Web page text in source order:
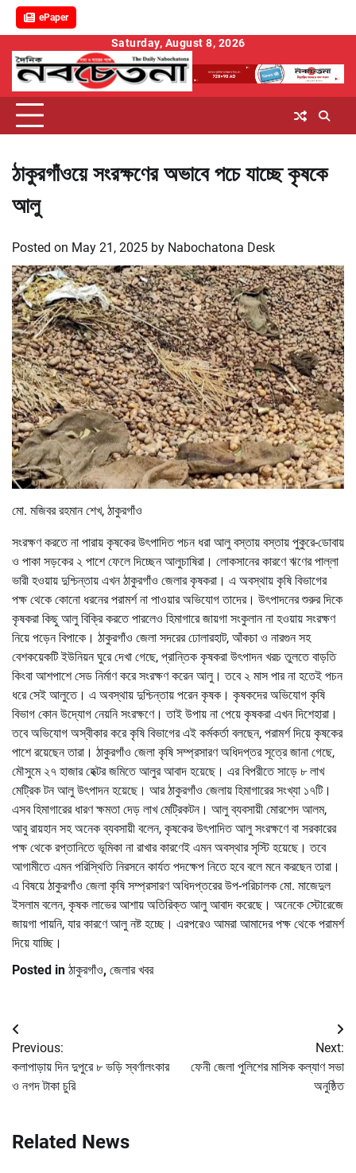
ePaper
content
Saturday, August 8, 2026
ঠাকুরগাঁওয়ে সংরক্ষণের অভাবে পচে যাচ্ছে কৃষকে
আলু
Posted on May 21, 2025 by Nabochatona Desk
মো. মজিবর রহমান শেখ, ঠাকুরগাঁও
সংরক্ষণ করতে না পারায় কৃষকের উৎপাদিত পচন ধরা আলু বস্তায় বস্তায় পুকুরে-ডোবায়
ও পাকা সড়কের ২ পাশে ফেলে দিচ্ছেন আলুচাষিরা। লোকসানের কারণে ঋণের পাল্লা
ভারী হওয়ায় দুশ্চিন্তায় এখন ঠাকুরগাঁও জেলার কৃষকরা। এ অবস্থায় কৃষি বিভাগের
পক্ষ থেকে কোনো ধরনের পরামর্শ না পাওয়ার অভিযোগ তাদের। উৎপাদনের শুরুর দিকে
কৃষকরা কিছু আলু বিক্রি করতে পারলেও হিমাগারে জায়গা সংকুলান না হওয়ায় সংরক্ষণ
নিয়ে পড়েন বিপাকে। ঠাকুরগাঁও জেলা সদরের ঢোলারহাট, আঁকচা ও নারগুন সহ
বেশকয়েকটি ইউনিয়ন ঘুরে দেখা গেছে, প্রান্তিক কৃষকরা উৎপাদন খরচ তুলতে বাড়তি
কিংবা আশপাশে সেড নির্মাণ করে সংরক্ষণ করেন আলু। তবে ২ মাস পার না হতেই পচন
ধরে সেই আলুতে। এ অবস্থায় দুশ্চিন্তায় পরেন কৃষক। কৃষকদের অভিযোগ কৃষি
বিভাগ কোন উদ্যোগ নেয়নি সংরক্ষণে। তাই উপায় না পেয়ে কৃষকরা এখন দিশেহারা।
তবে অভিযোগ অস্বীকার করে কৃষি বিভাগের এই কর্মকর্তা বলছেন, পরামর্শ দিয়ে কৃষকের
পাশে রয়েছেন তারা। ঠাকুরগাঁও জেলা কৃষি সম্প্রসারণ অধিদপ্তর সূত্রে জানা গেছে,
মৌসুমে ২৭ হাজার হেক্টর জমিতে আলুর আবাদ হয়েছে। এর বিপরীতে সাড়ে ৮ লাখ
মেট্রিক টন আলু উৎপাদন হয়েছে। আর ঠাকুরগাঁও জেলায় হিমাগারের সংখ্যা ১৭টি।
এসব হিমাগারের ধারণ ক্ষমতা দেড় লাখ মেট্রিকটন। আলু ব্যবসায়ী মোরশেদ আলম,
আবু রায়হান সহ অনেক ব্যবসায়ী বলেন, কৃষকের উৎপাদিত আলু সংরক্ষণে বা সরকারের
পক্ষ থেকে রপ্তানিতে ভূমিকা না রাখার কারণেই এমন অবস্থার সৃস্টি হয়েছে। তবে
আগামীতে এমন পরিস্থিতি নিরসনে কার্যত পদক্ষেপ নিতে হবে বলে মনে করছেন তারা।
এ বিষয়ে ঠাকুরগাঁও জেলা কৃষি সম্প্রসারণ অধিদপ্তরের উপ-পরিচালক মো. মাজেদুল
ইসলাম বলেন, কৃষক লাভের আশায় অতিরিক্ত আলু আবাদ করেছে। অনেকে স্টোরেজে
জায়গা পায়নি, যার কারণে আলু নষ্ট হচ্ছে। এরপরেও আমরা আমাদের পক্ষ থেকে পরামর্শ
দিয়ে যাচ্ছি।
Posted in ঠাকুরগাঁও, জেলার খবর
Post
navigation
Previous:
কলাপাড়ায় দিন দুপুরে ৮ ভড়ি স্বর্ণালংকার
ও নগদ টাকা চুরি
Next:
ফেনী জেলা পুলিশের মাসিক কল্যাণ সভা
অনুষ্ঠিত
Related News